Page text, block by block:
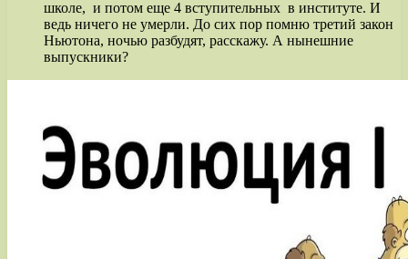
школе, и потом еще 4 вступительных в институте. И
ведь ничего не умерли. До сих пор помню третий закон
Ньютона, ночью разбудят, расскажу. А нынешние
выпускники?